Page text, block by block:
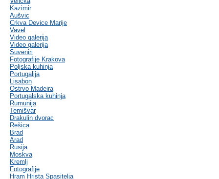
Kazimir
Aušvic
Crkva Device Marije
Vavel
Video galerija
Video galerija
Suveniri
Fotografije Krakova
Poljska kuhinja
Portugalija
Lisabon
Ostrvo Madeira
Portugalska kuhinja
Rumunija
Temišvar
Drakulin dvorac
Rešica
Brad
Arad
Rusija
Moskva
Kremlj
Fotografije
Hram Hrista Spasitelja